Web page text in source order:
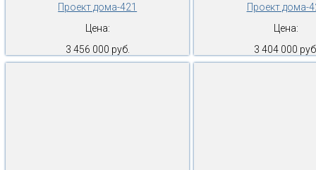
Проект дома-421
Цена:
3 456 000 руб.
Проект дома-
Цена:
3 404 000